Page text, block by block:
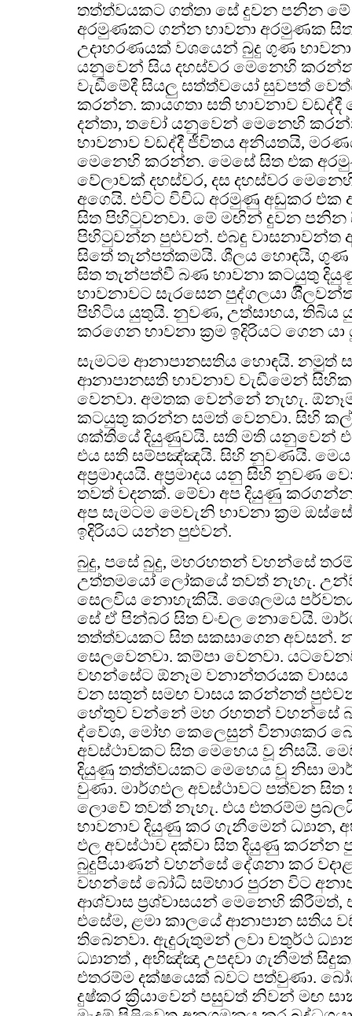
තත්ත්වයකට ගත්තා සේ දුවන පනින මේ
අරමුණකට ගන්න භාවනා අරමුණක
උදාහරණයක් වශයෙන් බුදු ගුණ
යනුවෙන් සිය දහස්වර මෙනෙහි
වැඩීමේදී සියලු සත්ත්වයෝ සුවපත්
කරන්න. කායගතා සති භාවනාව වඩද්දී
දන්තා, තචෝ යනුවෙන් මෙනෙහි
භාවනාව වඩද්දී ජීවිතය අනියතයි,
මෙනෙහි කරන්න. මෙසේ සිත එක
වේලාවක් දහස්වර, දස දහස්වර
අගෙයි. එවිට විවිධ අරමුණු අඩුකර
සිත පිහිටුවනවා. මේ මඟින් දුවන
පිහිටුවන්න පුළුවන්. එබඳු වාසනාවන්ත
සිතේ තැන්පත්කමයි. ශීලය හොඳයි, ගුණ
සිත තැන්පත්වී බණ භාවනා කටයුතු
භාවනාවට සැරසෙන පුද්ගලයා
පිහිටිය යුතුයි. නුවණ, උත්සාහය, තිබිය
කරගෙන භාවනා ක්‍රම ඉදිරියට ගෙන යා
සැමටම ආනාපානසතිය හොඳයි. නමුත්
ආනාපානසති භාවනාව වැඩීමෙන්
වෙනවා. අමතක වෙන්නේ නැහැ.
කටයුතු කරන්න සමත් වෙනවා. සිහි
ශක්තියේ දියුණුවයි. සති මති යනුවෙන්
එය සති සම්පඤ්ඤයි. සිහි නුවණයි.
අප්‍රමාදයයි. අප්‍රමාදය යනු සිහි නුවණ
තවත් වදනක්. මේවා අප දියුණු
අප සැමටම මෙවැනි භාවනා ක්‍රම
ඉදිරියට යන්න පුළුවන්.
බුදු, පසේ බුදු, මහරහතන් වහන්සේ
උත්තමයෝ ලෝකයේ තවත් නැහැ.
සෙලවිය නොහැකියි. ශෛලමය
සේ ඒ පින්බර සිත චංචල නොවෙයි.
තත්ත්වයකට සිත සකසාගෙන අවසන්.
සෙලවෙනවා. කම්පා වෙනවා.
වහන්සේට ඕනෑම වනාන්තරයක
වන සතුන් සමඟ වාසය කරන්නත්
හේතුව වන්නේ මහ රහතන් වහන්සේ
ද්වේශ, මෝහ කෙලෙසුන් විනාශකර
අවස්ථාවකට සිත මෙහෙය වූ නිසයි.
දියුණු තත්ත්වයකට මෙහෙය වූ නිසා
වුණා. මාර්ගඵල අවස්ථාවට පත්වන සිත
ලොවේ තවත් නැහැ. එය එතරම්ම
භාවනාව දියුණු කර ගැනීමෙන් ධ්‍යාන,
ඵල අවස්ථාව දක්වා සිත දියුණු කරන්න
බුදුපියාණන් වහන්සේ දේශනා කර
වහන්සේ බෝධි සම්භාර පුරන විට
ආශ්වාස ප්‍රශ්වාසයන් මෙනෙහි කිරීමත්,
එසේම, ළමා කාලයේ ආනාපාන සතිය
තිබෙනවා. ඇදුරුතුමන් ලවා චතුර්ථ
ධ්‍යානත් , අභිඤ්ඤා උපදවා ගැනීමත්
එතරම්ම දක්ෂයෙක් බවට පත්වුණා.
දුෂ්කර ක්‍රියාවෙන් පසුවත් නිවන් මඟ